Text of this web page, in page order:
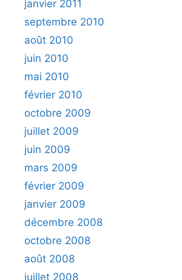
janvier 2011
septembre 2010
août 2010
juin 2010
mai 2010
février 2010
octobre 2009
juillet 2009
juin 2009
mars 2009
février 2009
janvier 2009
décembre 2008
octobre 2008
août 2008
juillet 2008